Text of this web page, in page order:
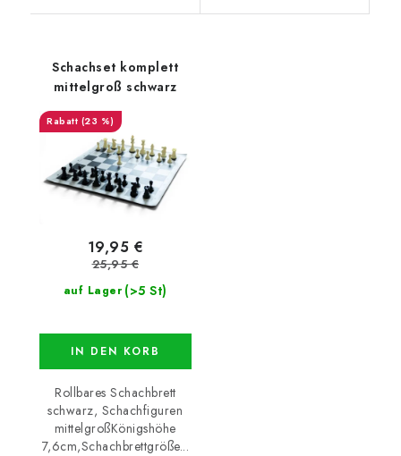
Schachset komplett
mittelgroß schwarz
(23 %)
auf Lager (>5 St)
19,95 €
25,95 €
IN DEN KORB
Rollbares Schachbrett
schwarz, Schachfiguren
mittelgroßKönigshöhe
7,6cm,Schachbrettgröße...